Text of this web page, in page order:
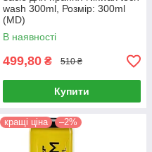
wash 300ml, Розмір: 300ml
(MD)
В наявності
499,80 ₴ 510 ₴
Купити
кращі ціна –2%